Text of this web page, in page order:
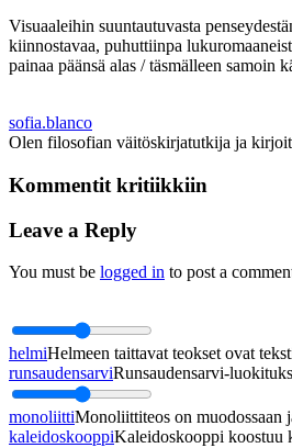
Visuaaleihin suuntautuvasta
kiinnostavaa, puhuttiinpa
painaa päänsä alas / täsmälleen
sofia.blanco
Olen filosofian väitöskirjatutkija ja
Kommentit kritiikkiin
Leave a Reply
You must be logged in to post a
helmiHelmeen taittavat teokset ovat
runsaudensarviRunsaudensarvi-
monoliittiMonoliittiteos on muodossaan
kaleidoskooppiKaleidoskooppi koostuu